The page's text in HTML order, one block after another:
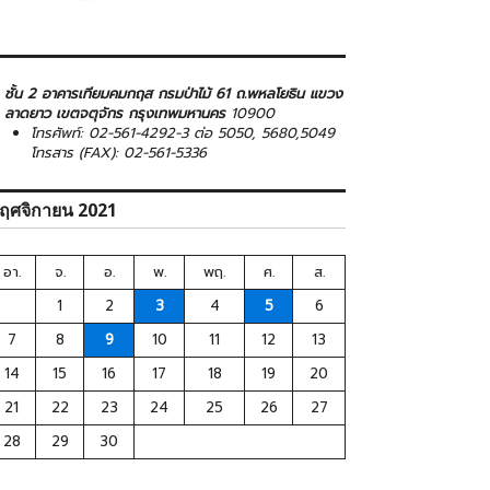
ชั้น 2 อาคารเทียมคมกฤส กรมป่าไม้ 61 ถ.พหลโยธิน แขวง
ลาดยาว เขตจตุจักร กรุงเทพมหานคร 10900
โทรศัพท์: 02-561-4292-3 ต่อ 5050, 5680,5049
โทรสาร (FAX): 02-561-5336
ศจิกายน 2021
อา. จ. อ. พ. พฤ. ศ.
ส.
1
2 3 4 5
6
7
8 9 10 11 12
13
14
15 16 17 18 19
20
21
22 23 24 25 26
27
28
29 30